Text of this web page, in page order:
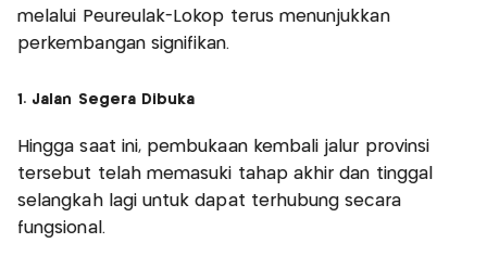
melalui Peureulak-Lokop terus menunjukkan
perkembangan signifikan.
1. Jalan Segera Dibuka
Hingga saat ini, pembukaan kembali jalur provinsi
tersebut telah memasuki tahap akhir dan tinggal
selangkah lagi untuk dapat terhubung secara
fungsional.